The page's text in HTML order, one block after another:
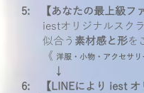
5: 【あなたの最上級フ
iestオリジナルスクラ
似合う 素材感と形を
《 洋服・小物・アクセサ
↓
6: 【LINEにより iest オ